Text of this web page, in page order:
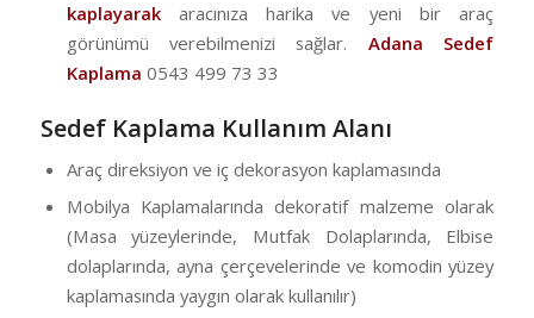
kaplayarakaracınıza harika ve yeni bir araç
görünümü verebilmenizi sağlar. Adana Sedef
Kaplama 0543 499 73 33
Sedef Kaplama Kullanım Alanı
Araç direksiyon ve iç dekorasyon kaplamasında
Mobilya Kaplamalarında dekoratif malzeme olarak
(Masa yüzeylerinde, Mutfak Dolaplarında, Elbise
dolaplarında, ayna çerçevelerinde ve komodin yüzey
kaplamasında yaygın olarak kullanılır)